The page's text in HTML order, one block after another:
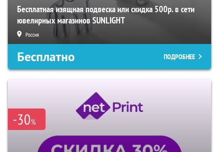
Бесплатная изящная подвеска или скидка 500р. в сети
ювелирных магазинов SUNLIGHT
Россия
Бесплатно ПОДРОБНЕЕ
-30%